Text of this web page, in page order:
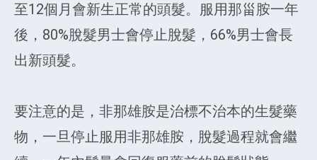
至12個月會新生正常的頭髮。服用那甾胺一年
後，80%脫髮男士會停止脫髮，66%男士會長
出新頭髮。
要注意的是，非那雄胺是治標不治本的生髮藥
物，一旦停止服用非那雄胺，脫髮過程就會繼